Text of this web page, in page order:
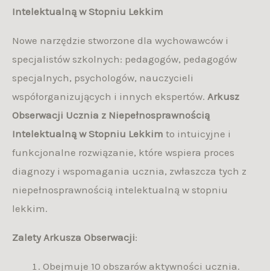
Intelektualną w Stopniu Lekkim
Nowe narzędzie stworzone dla wychowawców i
specjalistów szkolnych: pedagogów, pedagogów
specjalnych, psychologów, nauczycieli
współorganizujących i innych ekspertów. Arkusz
Obserwacji Ucznia z Niepełnosprawnością
Intelektualną w Stopniu Lekkim to intuicyjne i
funkcjonalne rozwiązanie, które wspiera proces
diagnozy i wspomagania ucznia, zwłaszcza tych z
niepełnosprawnością intelektualną w stopniu
lekkim.
Zalety Arkusza Obserwacji:
Obejmuje 10 obszarów aktywności ucznia.